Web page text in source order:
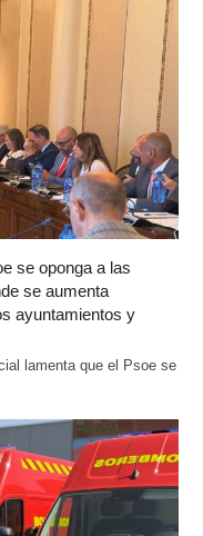
se oponga a las
se aumenta
ayuntamientos y
lamenta que el Psoe se